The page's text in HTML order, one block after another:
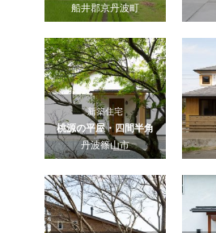
船井郡京丹波町
新築住宅
桃源の平屋・四間半角
丹波篠山市